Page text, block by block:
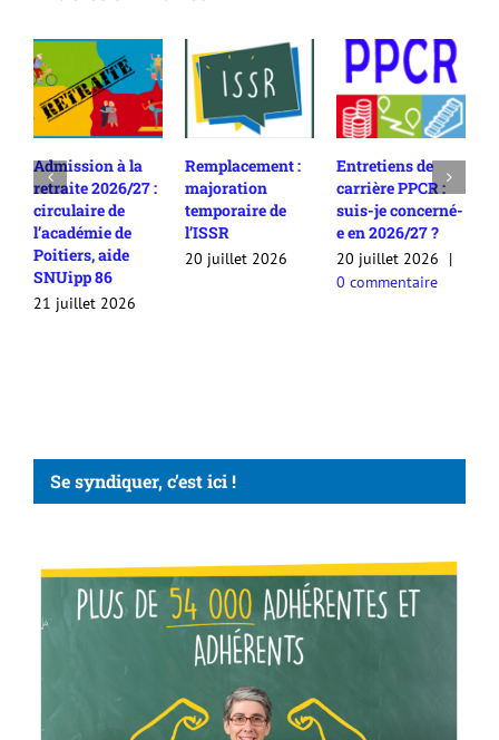
Admission à la
retraite 2026/27 :
circulaire de
l’académie de
Poitiers, aide
SNUipp 86
21 juillet 2026
Remplacement :
majoration
temporaire de
l’ISSR
20 juillet 2026
Entretiens de
carrière PPCR :
suis-je concerné-
e en 2026/27 ?
20 juillet 2026
|
0 commentaire
Se syndiquer, c’est ici !